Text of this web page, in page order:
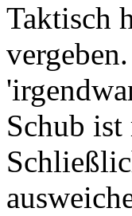
Taktisch
Schub